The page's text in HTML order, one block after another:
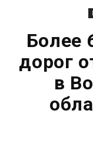
Более
дорог
в